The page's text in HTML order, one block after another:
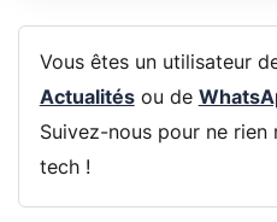
Vous êtes un utilisateur
Actualitésou de
Suivez-nous pour ne rien
tech !